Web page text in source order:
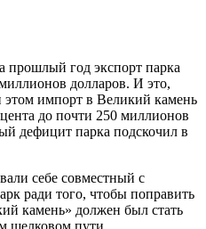
прошлый год экспорт парка
долларов. И это,
импорт в Великий камень
до почти 250 миллионов
дефицит парка подскочил в
себе совместный с
ради того, чтобы поправить
камень» должен был стать
шелковом пути.